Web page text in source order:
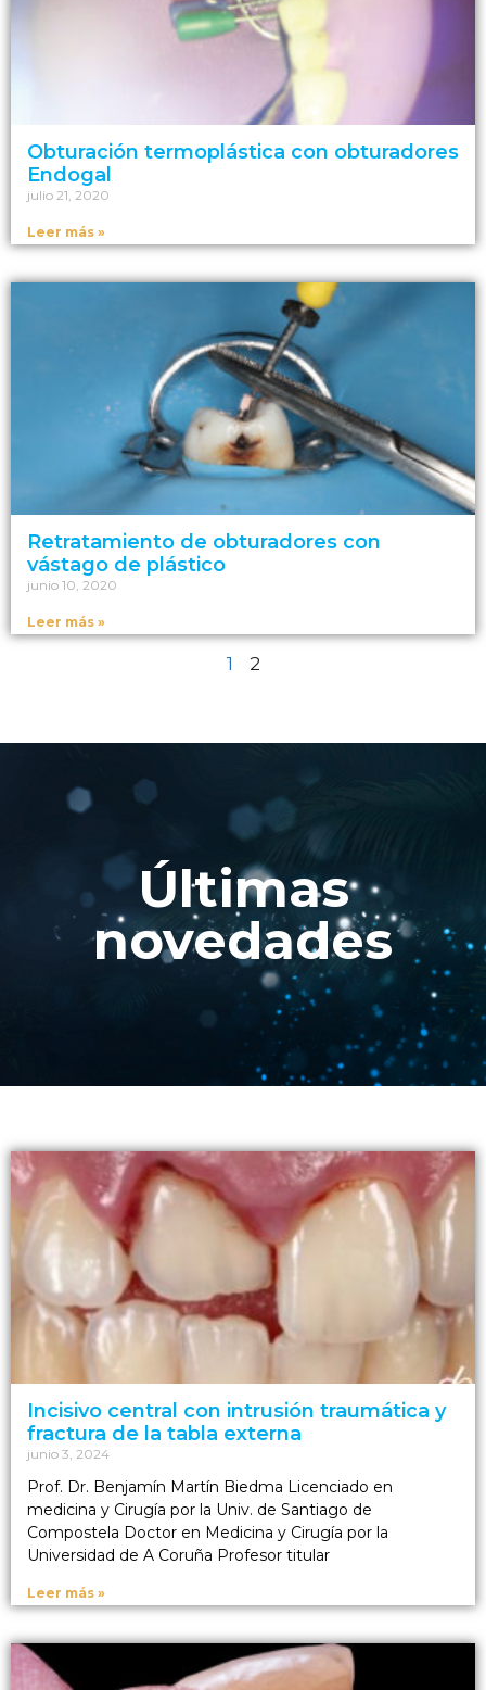
Obturación termoplástica con obturadores
Endogal
julio 21, 2020
Leer más »
Retratamiento de obturadores con
vástago de plástico
junio 10, 2020
Leer más »
1 2
Últimas
novedades
Incisivo central con intrusión traumática y
fractura de la tabla externa
junio 3, 2024
Prof. Dr. Benjamín Martín Biedma Licenciado en
medicina y Cirugía por la Univ. de Santiago de
Compostela Doctor en Medicina y Cirugía por la
Universidad de A Coruña Profesor titular
Leer más »